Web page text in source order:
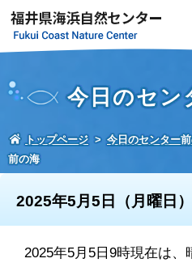
今日のセン
トップページ 今日のセンター
前の海
2025年5月5日（月曜日）
2025年5月5日9時現在は